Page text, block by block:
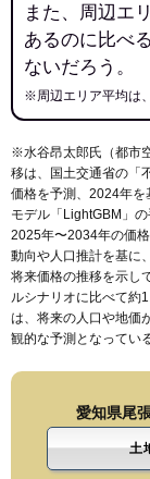
また、周辺エ
あるのに比べ
ないだろう。
※周辺エリア平均は
※水谷昂太郎氏（都市
移は、国土交通省の「
価格を予測、2024年を
モデル「LightGBM」
2025年〜2034年の価
動向や人口推計を基に
将来価格の推移を示し
ルシナリオに比べて約
は、将来の人口や地価
観的な予測となっている
愛知県尾
土